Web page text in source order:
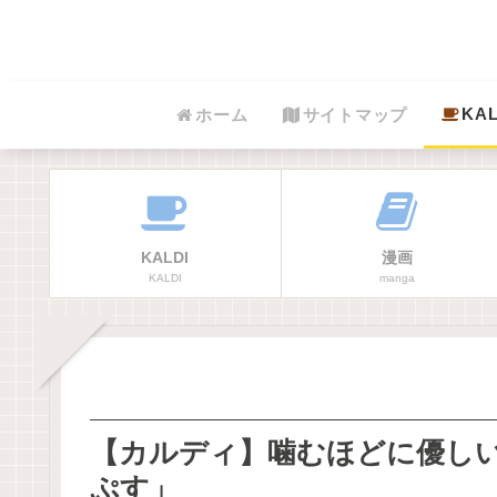
ホーム サイトマップ
KALDI
KALDI
漫画
manga
【カルディ】噛むほどに優
ぷす」